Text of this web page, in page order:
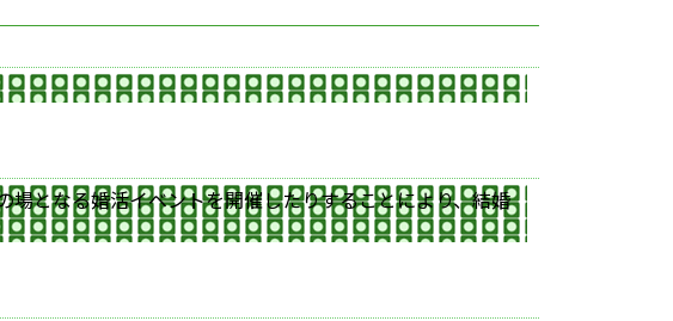
となる婚活イベントを開催したりすることにより、結婚